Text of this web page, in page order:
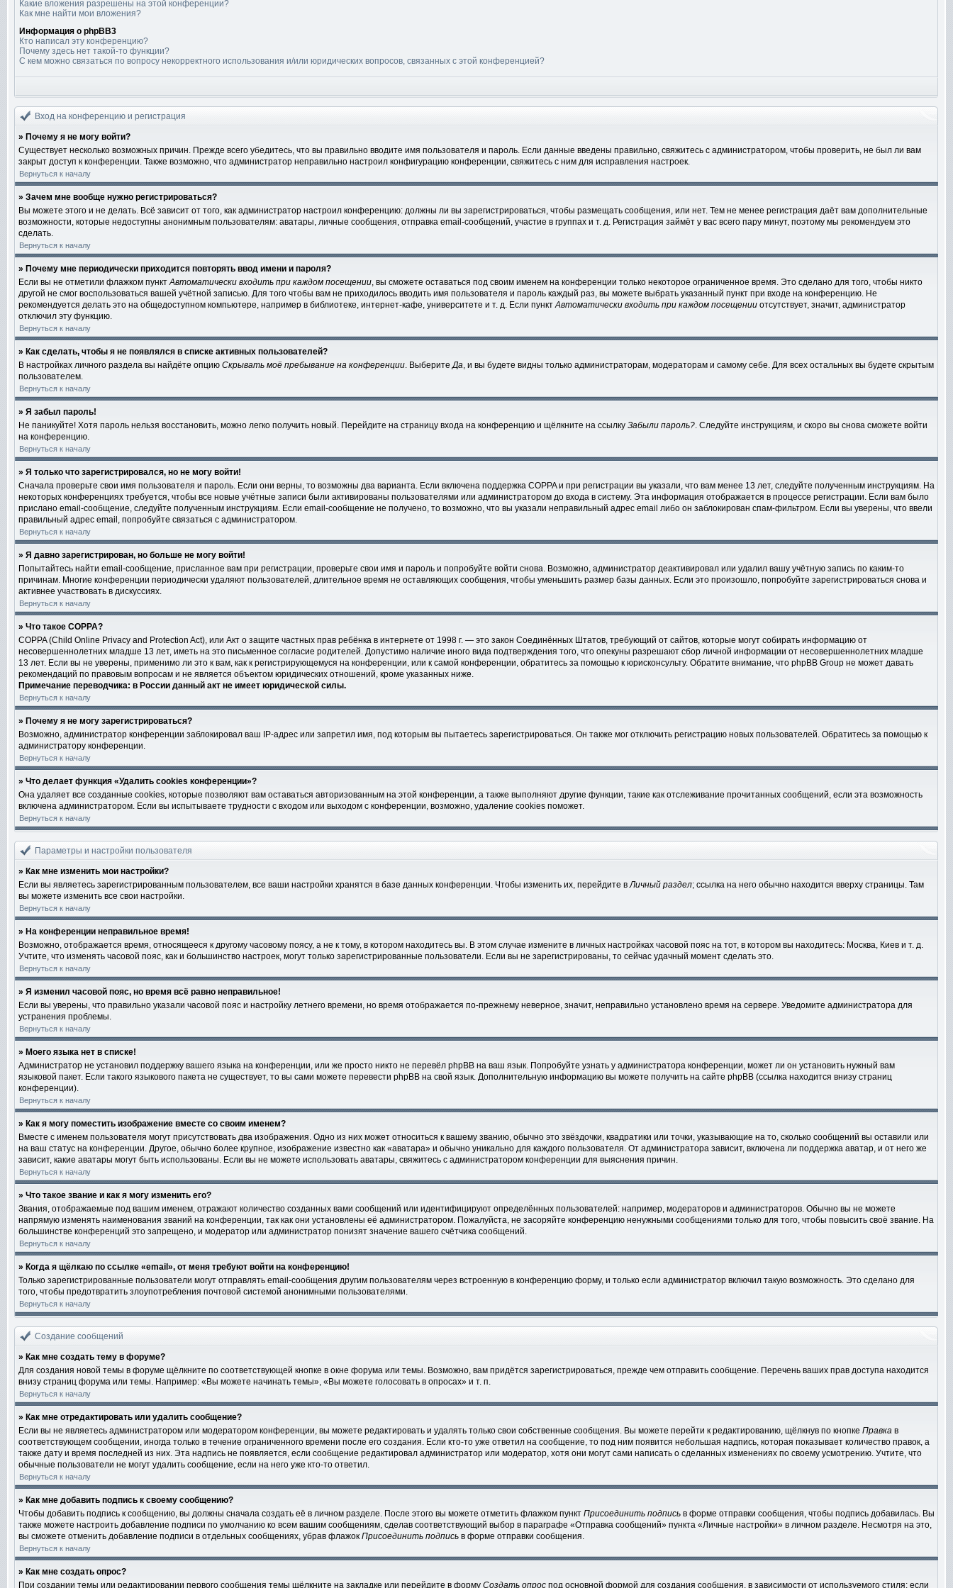
Какие вложения разрешены на этой конференции?
Как мне найти мои вложения?
Информация о phpBB3
Кто написал эту конференцию?
Почему здесь нет такой-то функции?
С кем можно связаться по вопросу некорректного использования и/или юридических вопросов, связанных с этой конференцией?
Вход на конференцию и регистрация
» Почему я не могу войти?
Существует несколько возможных причин. Прежде всего убедитесь, что вы правильно вводите имя пользователя и пароль. Если данные введены правильно, свяжитесь с администратором, чтобы проверить, не был ли вам
закрыт доступ к конференции. Также возможно, что администратор неправильно настроил конфигурацию конференции, свяжитесь с ним для исправления настроек.
Вернуться к началу
» Зачем мне вообще нужно регистрироваться?
Вы можете этого и не делать. Всё зависит от того, как администратор настроил конференцию: должны ли вы зарегистрироваться, чтобы размещать сообщения, или нет. Тем не менее регистрация даёт вам дополнительные
возможности, которые недоступны анонимным пользователям: аватары, личные сообщения, отправка email-сообщений, участие в группах и т. д. Регистрация займёт у вас всего пару минут, поэтому мы рекомендуем это
сделать.
Вернуться к началу
» Почему мне периодически приходится повторять ввод имени и пароля?
Если вы не отметили флажком пунктАвтоматически входить при каждом посещении, вы сможете оставаться под своим именем на конференции только некоторое ограниченное время. Это сделано для того, чтобы никто
другой не смог воспользоваться вашей учётной записью. Для того чтобы вам не приходилось вводить имя пользователя и пароль каждый раз, вы можете выбрать указанный пункт при входе на конференцию. Не
рекомендуется делать это на общедоступном компьютере, например в библиотеке, интернет-кафе, университете и т. д. Если пунктАвтоматически входить при каждом посещении отсутствует, значит, администратор
отключил эту функцию.
Вернуться к началу
» Как сделать, чтобы я не появлялся в списке активных пользователей?
В настройках личного раздела вы найдёте опцию Скрывать моё пребывание на конференции. ВыберитеДа, и вы будете видны только администраторам, модераторам и самому себе. Для всех остальных вы будете скрытым
пользователем.
Вернуться к началу
» Я забыл пароль!
Не паникуйте! Хотя пароль нельзя восстановить, можно легко получить новый. Перейдите на страницу входа на конференцию и щёлкните на ссылку Забыли пароль?. Следуйте инструкциям, и скоро вы снова сможете войти
на конференцию.
Вернуться к началу
» Я только что зарегистрировался, но не могу войти!
Сначала проверьте свои имя пользователя и пароль. Если они верны, то возможны два варианта. Если включена поддержка COPPA и при регистрации вы указали, что вам менее 13 лет, следуйте полученным инструкциям. На
некоторых конференциях требуется, чтобы все новые учётные записи были активированы пользователями или администратором до входа в систему. Эта информация отображается в процессе регистрации. Если вам было
прислано email-сообщение, следуйте полученным инструкциям. Если email-сообщение не получено, то возможно, что вы указали неправильный адрес email либо он заблокирован спам-фильтром. Если вы уверены, что ввели
правильный адрес email, попробуйте связаться с администратором.
Вернуться к началу
» Я давно зарегистрирован, но больше не могу войти!
Попытайтесь найти email-сообщение, присланное вам при регистрации, проверьте свои имя и пароль и попробуйте войти снова. Возможно, администратор деактивировал или удалил вашу учётную запись по каким-то
причинам. Многие конференции периодически удаляют пользователей, длительное время не оставляющих сообщения, чтобы уменьшить размер базы данных. Если это произошло, попробуйте зарегистрироваться снова и
активнее участвовать в дискуссиях.
Вернуться к началу
» Что такое COPPA?
COPPA (Child Online Privacy and Protection Act), или Акт о защите частных прав ребёнка в интернете от 1998 г. — это закон Соединённых Штатов, требующий от сайтов, которые могут собирать информацию от
несовершеннолетних младше 13 лет, иметь на это письменное согласие родителей. Допустимо наличие иного вида подтверждения того, что опекуны разрешают сбор личной информации от несовершеннолетних младше
13 лет. Если вы не уверены, применимо ли это к вам, как к регистрирующемуся на конференции, или к самой конференции, обратитесь за помощью к юрисконсульту. Обратите внимание, что phpBB Group не может давать
рекомендаций по правовым вопросам и не является объектом юридических отношений, кроме указанных ниже.
Примечание переводчика: в России данный акт не имеет юридической силы.
Вернуться к началу
» Почему я не могу зарегистрироваться?
Возможно, администратор конференции заблокировал ваш IP-адрес или запретил имя, под которым вы пытаетесь зарегистрироваться. Он также мог отключить регистрацию новых пользователей. Обратитесь за помощью к
администратору конференции.
Вернуться к началу
» Что делает функция «Удалить cookies конференции»?
Она удаляет все созданные cookies, которые позволяют вам оставаться авторизованным на этой конференции, а также выполняют другие функции, такие как отслеживание прочитанных сообщений, если эта возможность
включена администратором. Если вы испытываете трудности с входом или выходом с конференции, возможно, удаление cookies поможет.
Вернуться к началу
Параметры и настройки пользователя
» Как мне изменить мои настройки?
Если вы являетесь зарегистрированным пользователем, все ваши настройки хранятся в базе данных конференции. Чтобы изменить их, перейдите вЛичный раздел; ссылка на него обычно находится вверху страницы. Там
вы можете изменить все свои настройки.
Вернуться к началу
» На конференции неправильное время!
Возможно, отображается время, относящееся к другому часовому поясу, а не к тому, в котором находитесь вы. В этом случае измените в личных настройках часовой пояс на тот, в котором вы находитесь: Москва, Киев и т. д.
Учтите, что изменять часовой пояс, как и большинство настроек, могут только зарегистрированные пользователи. Если вы не зарегистрированы, то сейчас удачный момент сделать это.
Вернуться к началу
» Я изменил часовой пояс, но время всё равно неправильное!
Если вы уверены, что правильно указали часовой пояс и настройку летнего времени, но время отображается по-прежнему неверное, значит, неправильно установлено время на сервере. Уведомите администратора для
устранения проблемы.
Вернуться к началу
» Моего языка нет в списке!
Администратор не установил поддержку вашего языка на конференции, или же просто никто не перевёл phpBB на ваш язык. Попробуйте узнать у администратора конференции, может ли он установить нужный вам
языковой пакет. Если такого языкового пакета не существует, то вы сами можете перевести phpBB на свой язык. Дополнительную информацию вы можете получить на сайте phpBB (ссылка находится внизу страниц
конференции).
Вернуться к началу
» Как я могу поместить изображение вместе со своим именем?
Вместе с именем пользователя могут присутствовать два изображения. Одно из них может относиться к вашему званию, обычно это звёздочки, квадратики или точки, указывающие на то, сколько сообщений вы оставили или
на ваш статус на конференции. Другое, обычно более крупное, изображение известно как «аватара» и обычно уникально для каждого пользователя. От администратора зависит, включена ли поддержка аватар, и от него же
зависит, какие аватары могут быть использованы. Если вы не можете использовать аватары, свяжитесь с администратором конференции для выяснения причин.
Вернуться к началу
» Что такое звание и как я могу изменить его?
Звания, отображаемые под вашим именем, отражают количество созданных вами сообщений или идентифицируют определённых пользователей: например, модераторов и администраторов. Обычно вы не можете
напрямую изменять наименования званий на конференции, так как они установлены её администратором. Пожалуйста, не засоряйте конференцию ненужными сообщениями только для того, чтобы повысить своё звание. На
большинстве конференций это запрещено, и модератор или администратор понизят значение вашего счётчика сообщений.
Вернуться к началу
» Когда я щёлкаю по ссылке «email», от меня требуют войти на конференцию!
Только зарегистрированные пользователи могут отправлять email-сообщения другим пользователям через встроенную в конференцию форму, и только если администратор включил такую возможность. Это сделано для
того, чтобы предотвратить злоупотребления почтовой системой анонимными пользователями.
Вернуться к началу
Создание сообщений
» Как мне создать тему в форуме?
Для создания новой темы в форуме щёлкните по соответствующей кнопке в окне форума или темы. Возможно, вам придётся зарегистрироваться, прежде чем отправить сообщение. Перечень ваших прав доступа находится
внизу страниц форума или темы. Например: «Вы можете начинать темы», «Вы можете голосовать в опросах» и т. п.
Вернуться к началу
» Как мне отредактировать или удалить сообщение?
Если вы не являетесь администратором или модератором конференции, вы можете редактировать и удалять только свои собственные сообщения. Вы можете перейти к редактированию, щёлкнув по кнопке Правка в
соответствующем сообщении, иногда только в течение ограниченного времени после его создания. Если кто-то уже ответил на сообщение, то под ним появится небольшая надпись, которая показывает количество правок, а
также дату и время последней из них. Эта надпись не появляется, если сообщение редактировал администратор или модератор, хотя они могут сами написать о сделанных изменениях по своему усмотрению. Учтите, что
обычные пользователи не могут удалить сообщение, если на него уже кто-то ответил.
Вернуться к началу
» Как мне добавить подпись к своему сообщению?
Чтобы добавить подпись к сообщению, вы должны сначала создать её в личном разделе. После этого вы можете отметить флажком пункт Присоединить подпись в форме отправки сообщения, чтобы подпись добавилась. Вы
также можете настроить добавление подписи по умолчанию ко всем вашим сообщениям, сделав соответствующий выбор в параграфе «Отправка сообщений» пункта «Личные настройки» в личном разделе. Несмотря на это,
вы сможете отменить добавление подписи в отдельных сообщениях, убрав флажок Присоединить подпись в форме отправки сообщения.
Вернуться к началу
» Как мне создать опрос?
При создании темы или редактировании первого сообщения темы щёлкните на закладке или перейдите в форму Создать опрос под основной формой для создания сообщения, в зависимости от используемого стиля; если